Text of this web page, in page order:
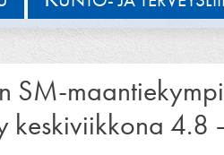
SM-
keskiviikkona 4.8